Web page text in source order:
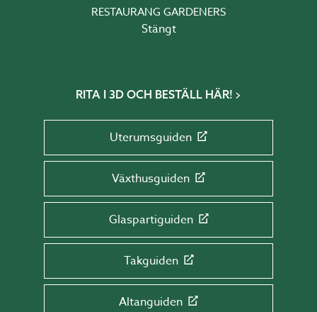
RESTAURANG GARDENERS
Stängt
RITA I 3D OCH BESTÄLL HÄR!
Uterumsguiden
Växthusguiden
Glaspartiguiden
Takguiden
Altanguiden